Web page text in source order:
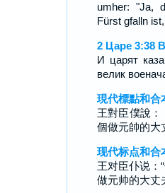
umher: "Ja,
Fürst gfalln
2 Царе 3:38
И царят
велик
現代標點和
王對臣僕說
個做元帥的大
现代标点和
王对臣仆说：
做元帅的大丈